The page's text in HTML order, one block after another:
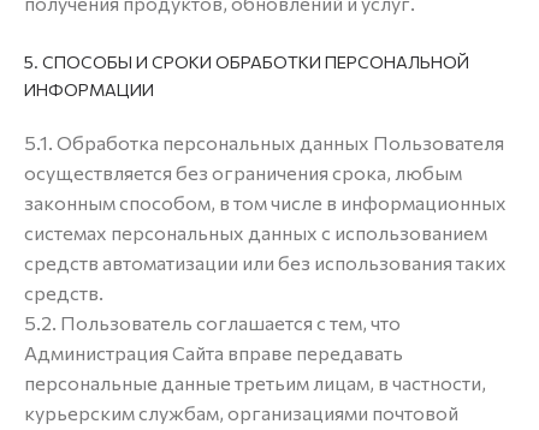
5. СПОСОБЫ И СРОКИ ОБРАБОТКИ ПЕРСОНАЛЬНОЙ
ИНФОРМАЦИИ
5.1. Обработка персональных данных Пользователя
осуществляется без ограничения срока, любым
законным способом, в том числе в информационных
системах персональных данных с использованием
средств автоматизации или без использования таких
средств.
5.2. Пользователь соглашается с тем, что
Администрация Сайта вправе передавать
персональные данные третьим лицам, в частности,
курьерским службам, организациями почтовой